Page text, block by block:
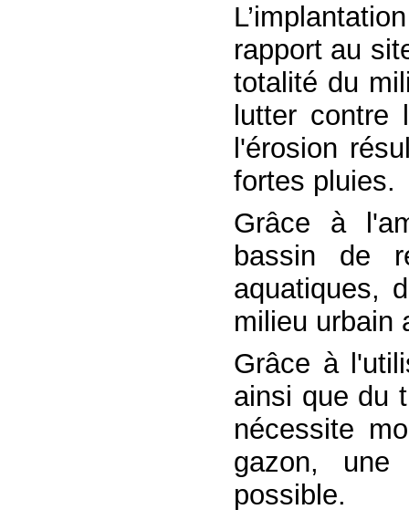
rapport au
totalité du
lutter
l'érosion
fortes pluies.
Grâce à
bassin de
aquatiques,
milieu urbain
Grâce à
ainsi que du
nécessite
gazon, une
possible.